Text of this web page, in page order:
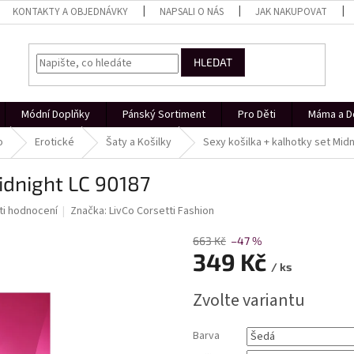
KONTAKTY A OBJEDNÁVKY NAPSALI O NÁS JAK NAKUPOVAT
HLEDAT
Módní Doplňky Pánský Sortiment Pro Děti Máma a
Erotické Šaty a Košilky Sexy košilka + kalhotky set
LC 90187
hodnocení Značka:LivCo Corsetti Fashion
663 Kč –47 %
349 Kč / ks
cena:
Zvolte variantu
Barva